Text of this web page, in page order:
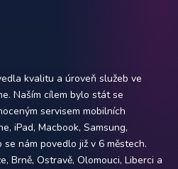
kvalitu a úroveň služeb ve
Naším cílem bylo stát se
servisem mobilních
iPad, Macbook, Samsung,
nám povedlo již v 6 městech.
Brně, Ostravě, Olomouci, Liberci a